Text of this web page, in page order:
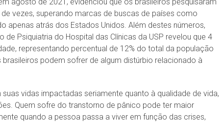
vezes, superando marcas de buscas de países como
apenas atrás dos Estados Unidos. Além destes números,
Psiquiatria do Hospital das Clínicas da USP revelou que 4
representando percentual de 12% do total da população
podem sofrer de algum distúrbio relacionado à
vidas impactadas seriamente quanto à qualidade de vida,
Quem sofre do transtorno de pânico pode ter maior
quando a pessoa passa a viver em função das crises,